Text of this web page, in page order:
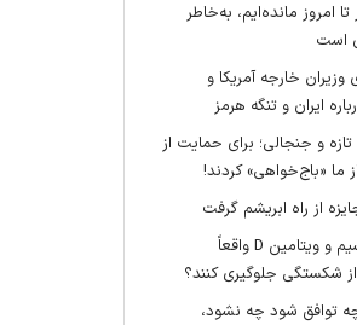
امروز مانده‌ایم، به‌خاطر
است
خارجه آمریکا و
ایران و تنگه هرمز
و جنجالی؛ برای حمایت از
از ما «باج‌خواهی» کردند!
مکمل کلسیم و ویتامین D واقعاً
شکستگی جلوگیری کنند؟
چه توافق شود چه نشود،